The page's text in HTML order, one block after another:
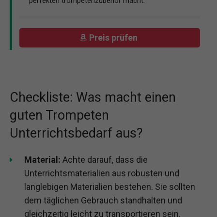
Preis prüfen
Checkliste: Was macht einen
guten Trompeten
Unterrichtsbedarf aus?
Material: Achte darauf, dass die
Unterrichtsmaterialien aus robusten und
langlebigen Materialien bestehen. Sie sollten
dem täglichen Gebrauch standhalten und
gleichzeitig leicht zu transportieren sein.